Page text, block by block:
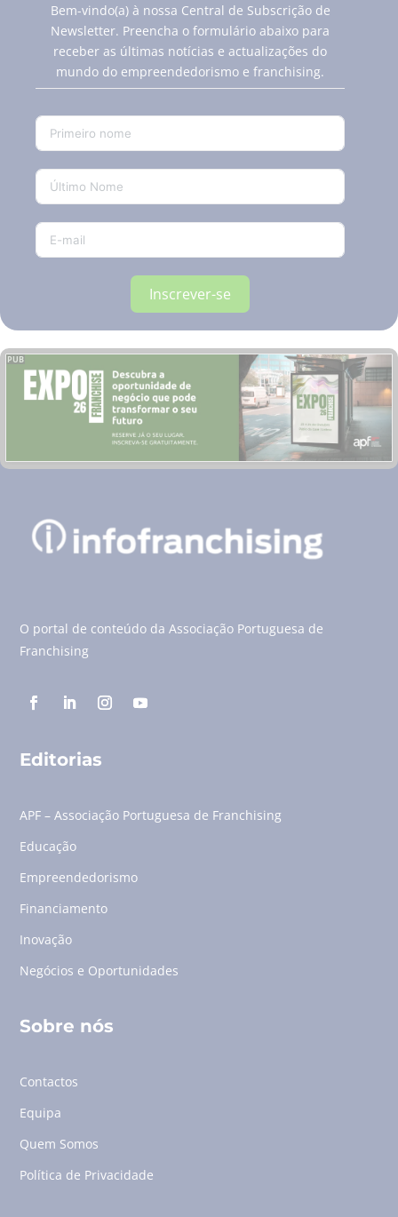
Bem-vindo(a) à nossa Central de Subscrição de
Newsletter. Preencha o formulário abaixo para
receber as últimas notícias e actualizações do
mundo do empreendedorismo e franchising.
Inscrever-se
PUB
O portal de conteúdo da Associação Portuguesa de
Franchising
Editorias
APF – Associação Portuguesa de Franchising
Educação
Empreendedorismo
Financiamento
Inovação
Negócios e Oportunidades
Sobre nós
Contactos
Equipa
Quem Somos
Política de Privacidade